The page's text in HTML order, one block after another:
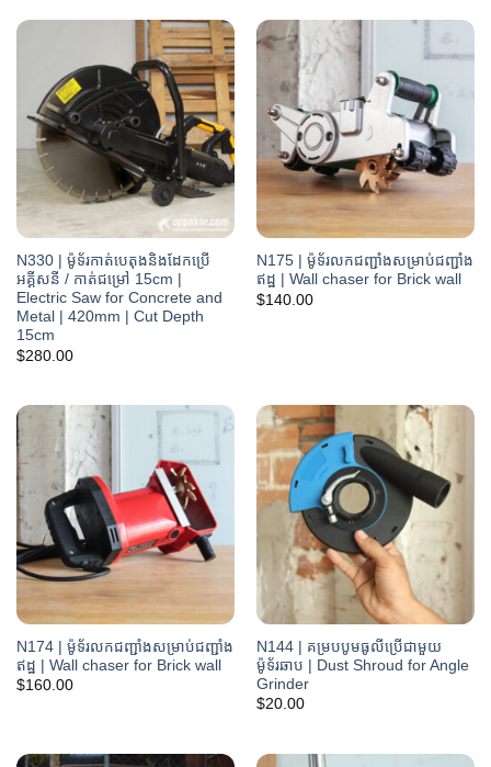
N330 | ម៉ូទ័រកាត់បេតុងនិងដែកប្រើ
អគ្គីសនី / កាត់ជម្រៅ 15cm |
Electric Saw for Concrete and
Metal | 420mm | Cut Depth
15cm
$280.00
N175 | ម៉ូទ័រលកជញ្ជាំងសម្រាប់ជញ្ជាំង
ឥដ្ឋ | Wall chaser for Brick wall
$140.00
N174 | ម៉ូទ័រលកជញ្ជាំងសម្រាប់ជញ្ជាំង
ឥដ្ឋ | Wall chaser for Brick wall
$160.00
N144 | គម្របបូមធូលីប្រើជាមួយ
ម៉ូទ័រឆាប | Dust Shroud for Angle
Grinder
$20.00